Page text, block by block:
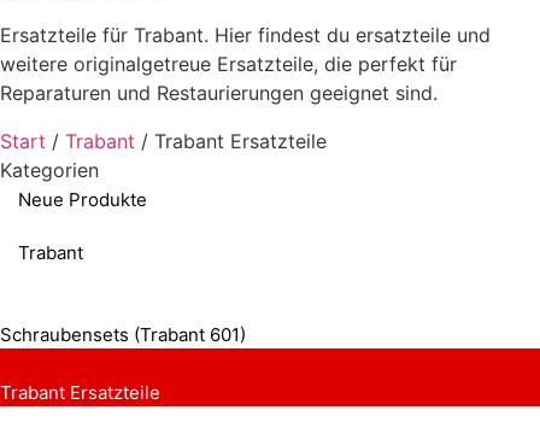
Ersatzteile für Trabant. Hier findest du ersatzteile und
weitere originalgetreue Ersatzteile, die perfekt für
Reparaturen und Restaurierungen geeignet sind.
Start / Trabant / Trabant Ersatzteile
Kategorien
Neue Produkte
Trabant
Schraubensets (Trabant 601)
Trabant Ersatzteile